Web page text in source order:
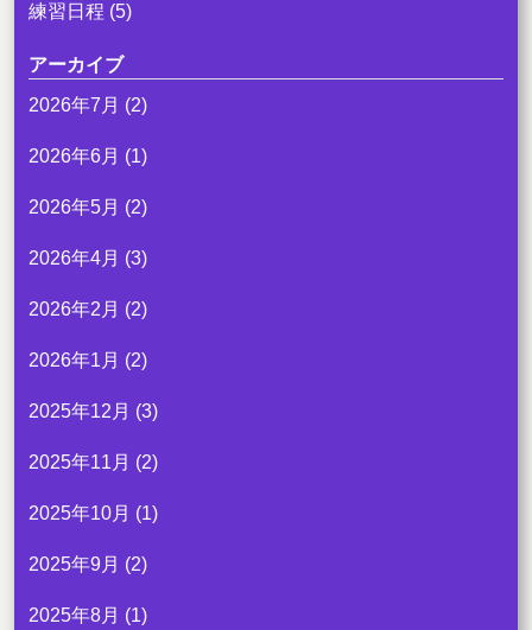
練習日程 (5)
アーカイブ
2026年7月 (2)
2026年6月 (1)
2026年5月 (2)
2026年4月 (3)
2026年2月 (2)
2026年1月 (2)
2025年12月 (3)
2025年11月 (2)
2025年10月 (1)
2025年9月 (2)
2025年8月 (1)